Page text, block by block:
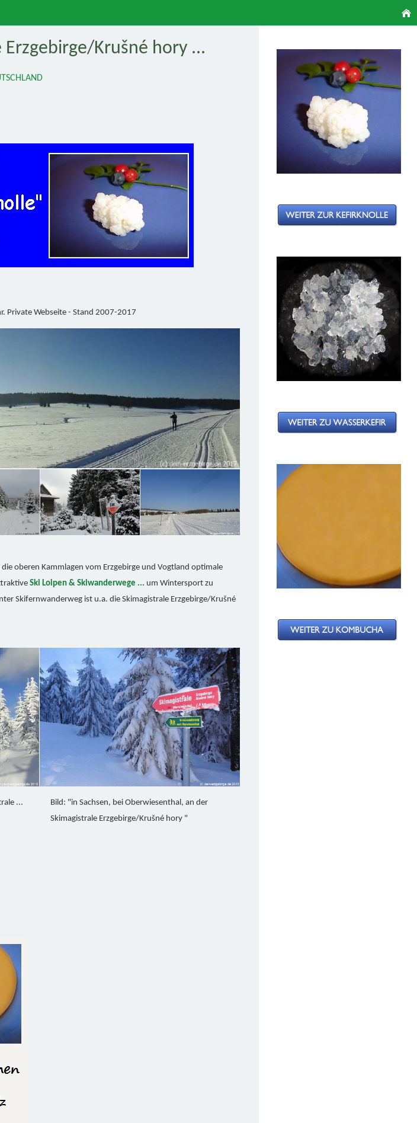
Krušné hory ...
Private Webseite - Stand 2007-2017
oberen Kammlagen vom Erzgebirge und Vogtland optimale
Ski Loipen & Skiwanderwege ... um Wintersport zu
Skifernwanderweg ist u.a. die Skimagistrale Erzgebirge/Krušné
...
Bild: "in Sachsen, bei Oberwiesenthal, an der
Skimagistrale Erzgebirge/Krušné hory "